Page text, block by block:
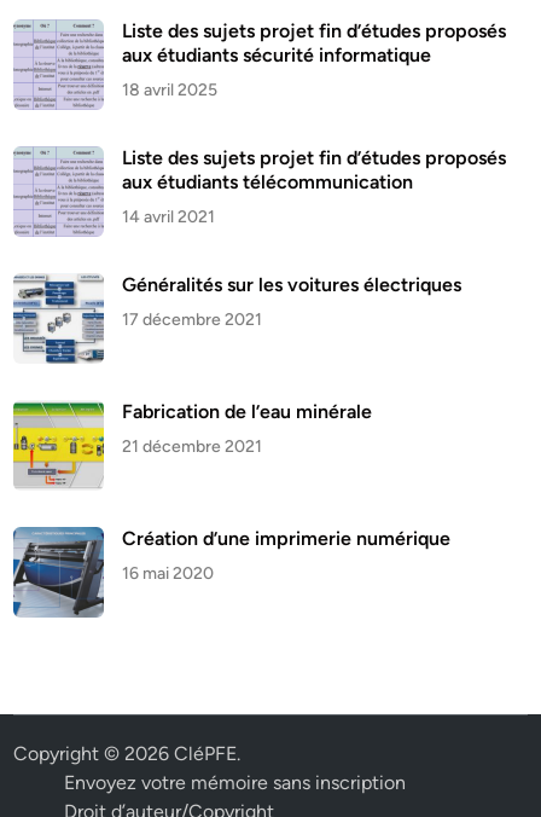
Liste des sujets projet fin d’études proposés
aux étudiants sécurité informatique
18 avril 2025
Liste des sujets projet fin d’études proposés
aux étudiants télécommunication
14 avril 2021
Généralités sur les voitures électriques
17 décembre 2021
Fabrication de l’eau minérale
21 décembre 2021
Création d’une imprimerie numérique
16 mai 2020
Copyright © 2026CléPFE.
Envoyez votre mémoire sans inscription
Droit d’auteur/Copyright